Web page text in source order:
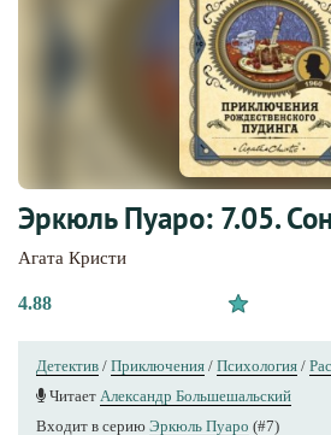
Эркюль Пуаро: 7.05. Сон
Агата Кристи
4.88
Детектив / Приключения / Психология /
Читает Александр Большешальский
Входит в серию Эркюль Пуаро (#7)